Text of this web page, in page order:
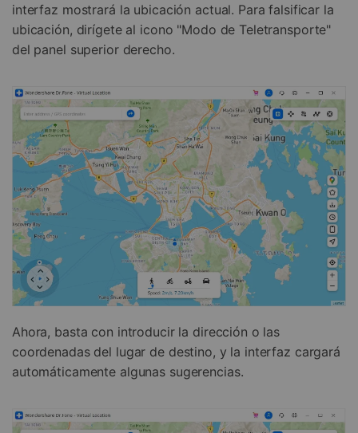
interfaz mostrará la ubicación actual. Para falsificar la
ubicación, dirígete al icono "Modo de Teletransporte"
del panel superior derecho.
Ahora, basta con introducir la dirección o las
coordenadas del lugar de destino, y la interfaz cargará
automáticamente algunas sugerencias.